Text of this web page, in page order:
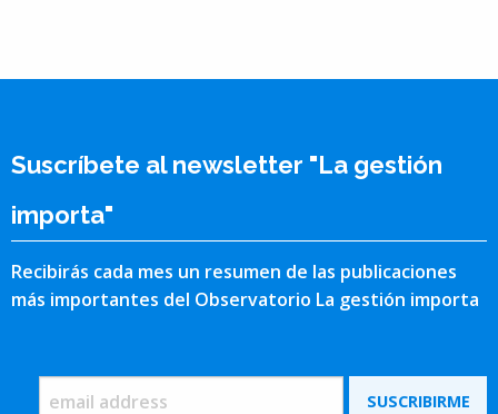
Suscríbete al newsletter "La gestión
importa"
Recibirás cada mes un resumen de las publicaciones
más importantes del Observatorio La gestión importa